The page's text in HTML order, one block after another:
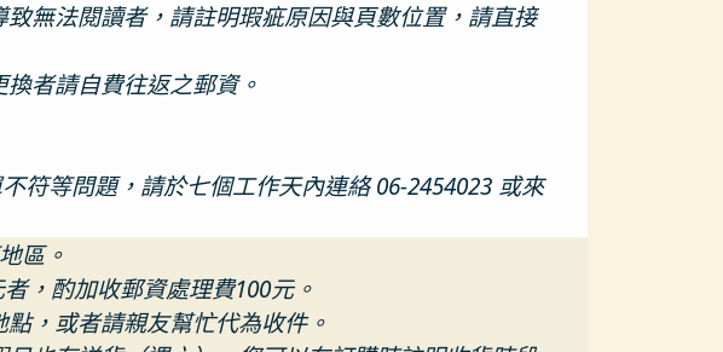
無法閱讀者，請註明瑕疵原因與頁數位置，請直接
者請自費往返之郵資。
符等問題，請於七個工作天內連絡 06-2454023 或來
區。
，酌加收郵資處理費100元。
，或者請親友幫忙代為收件。